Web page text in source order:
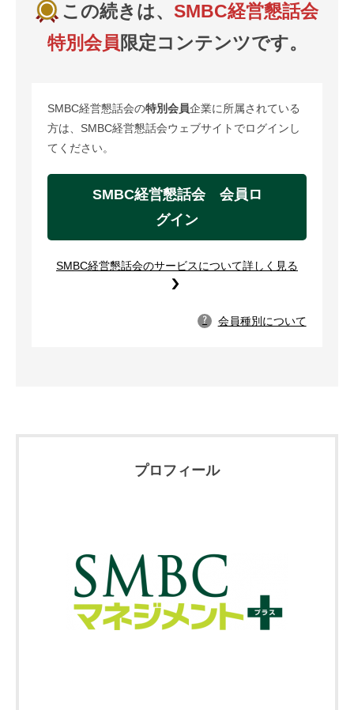
この続きは、SMBC経営懇話会
特別会員 限定コンテンツです。
SMBC経営懇話会の特別会員企業に所属されている
方は、SMBC経営懇話会ウェブサイトでログインし
てください。
SMBC経営懇話会 会員ロ
グイン
SMBC経営懇話会のサービスについて詳しく見る
? 会員種別について
プロフィール